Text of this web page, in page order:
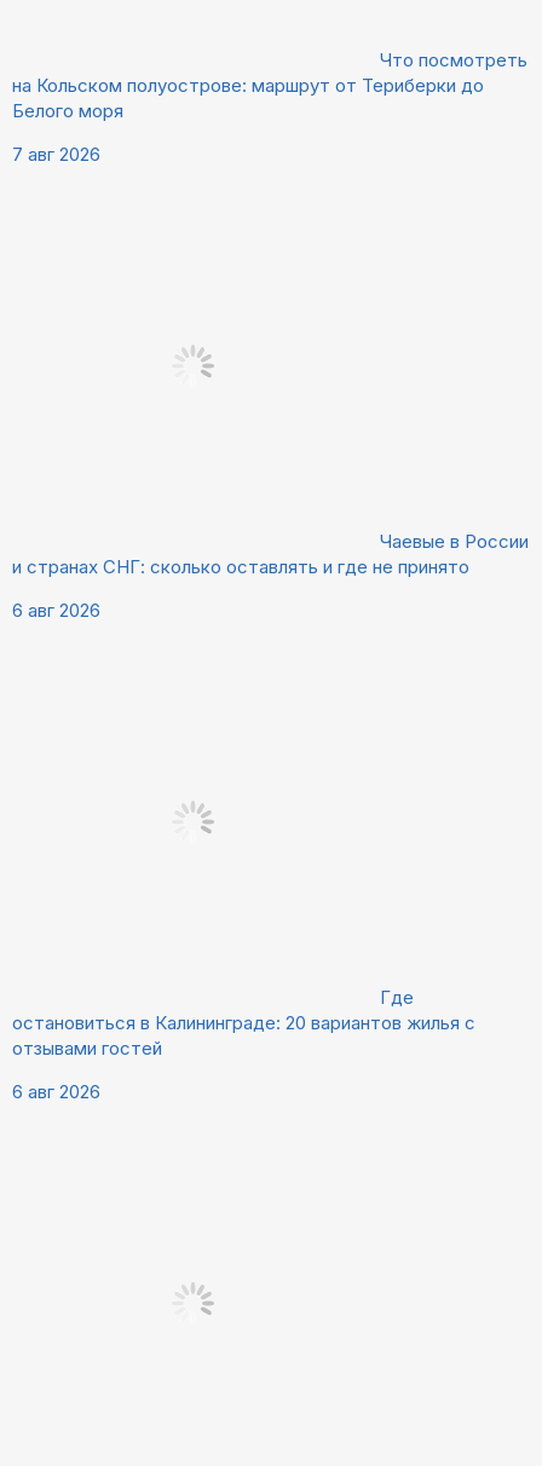
Что посмотреть
на Кольском полуострове: маршрут от Териберки до
Белого моря
7 авг 2026
Чаевые в России
и странах СНГ: сколько оставлять и где не принято
6 авг 2026
Где
остановиться в Калининграде: 20 вариантов жилья с
отзывами гостей
6 авг 2026